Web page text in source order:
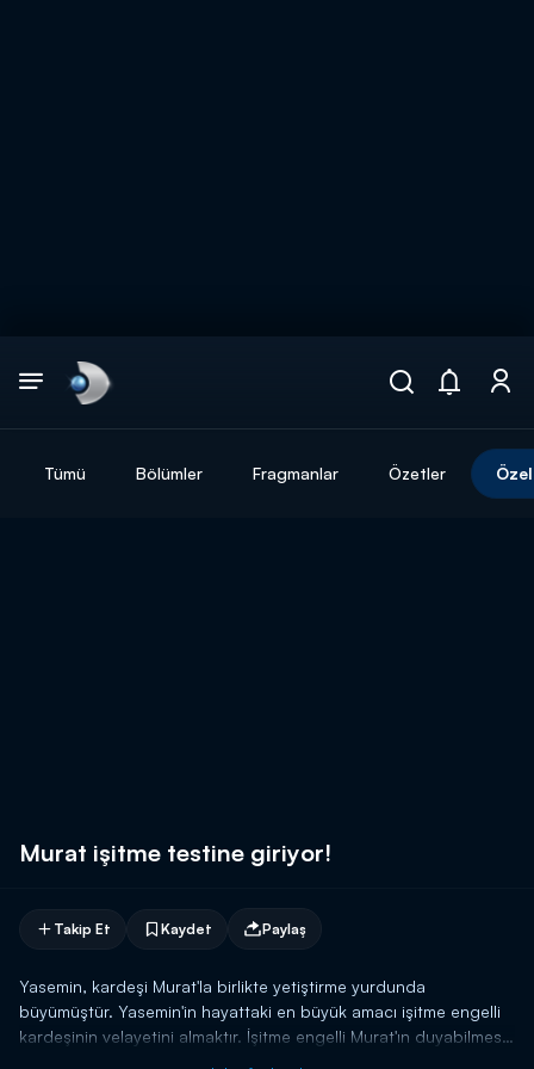
Tümü Bölümler Fragmanlar Özetler
Murat işitme testine giriyor!
Takip Et Kaydet Paylaş
Yasemin, kardeşi Murat'la birlikte yetiştirme yurdunda
büyümüştür. Yasemin'in hayattaki en büyük amacı işitme engelli
kardeşinin velayetini almaktır. İşitme engelli Murat'ın duyabilmesi